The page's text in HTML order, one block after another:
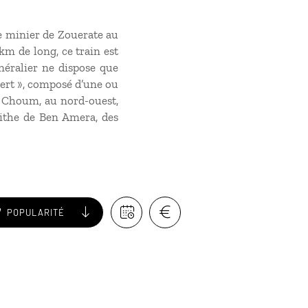
minier de Zouerate au
de long, ce train est
ne dispose que
», composé d’une ou
au nord-ouest,
de Ben Amera, des
POPULARITÉ